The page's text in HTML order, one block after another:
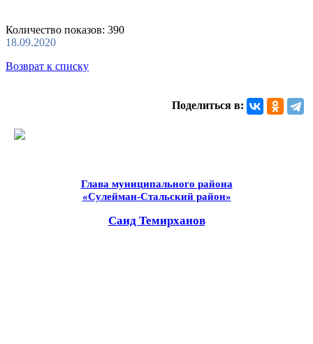
Количество показов: 390
18.09.2020
Возврат к списку
Поделиться в:
Глава муниципального района
«Сулейман-Стальский район»
Саид Темирханов